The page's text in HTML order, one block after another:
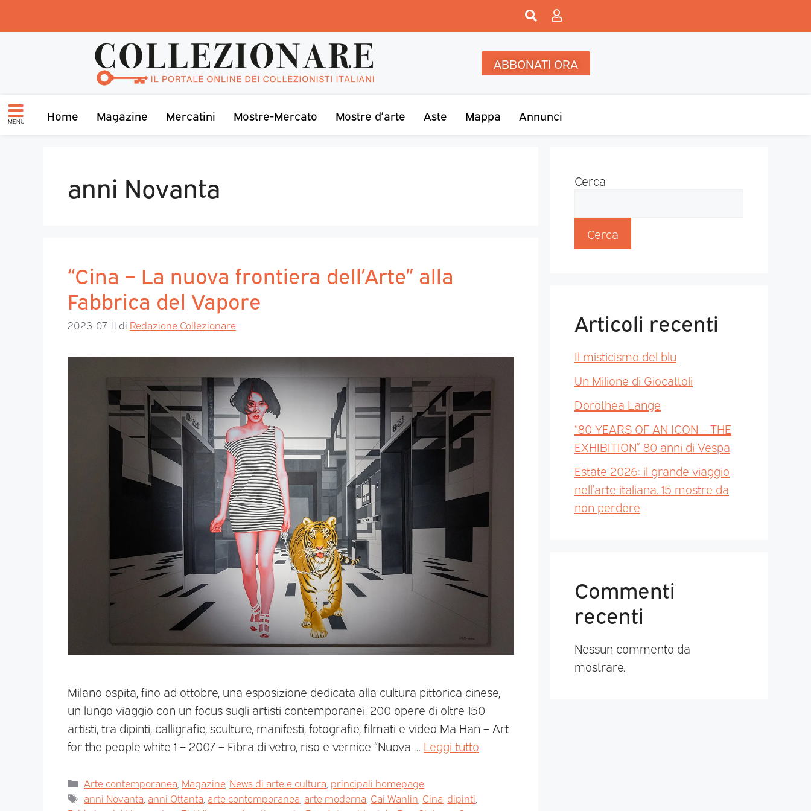
ABBONATI ORA
MENU Home Magazine Mercatini Mostre-Mercato Mostre d’arte Aste Mappa Annunci
anni Novanta
“Cina – La nuova frontiera dell’Arte” alla
Fabbrica del Vapore
2023-07-11 di Redazione Collezionare
Milano ospita, fino ad ottobre, una esposizione dedicata alla cultura pittorica cinese,
un lungo viaggio con un focus sugli artisti contemporanei. 200 opere di oltre 150
artisti, tra dipinti, calligrafie, sculture, manifesti, fotografie, filmati e video Ma Han – Art
for the people white 1 – 2007 – Fibra di vetro, riso e vernice “Nuova … Leggi tutto
Arte contemporanea Magazine, News di arte e cultura principali homepage
anni Novanta anni Ottanta arte contemporanea arte moderna Cai Wanlin Cina dipinti
Cerca
Cerca
Articoli recenti
Il misticismo del blu
Un Milione di Giocattoli
Dorothea Lange
“80 YEARS OF AN ICON – THE
EXHIBITION” 80 anni di Vespa
Estate 2026: il grande viaggio
nell’arte italiana. 15 mostre da
non perdere
Commenti
recenti
Nessun commento da
mostrare.